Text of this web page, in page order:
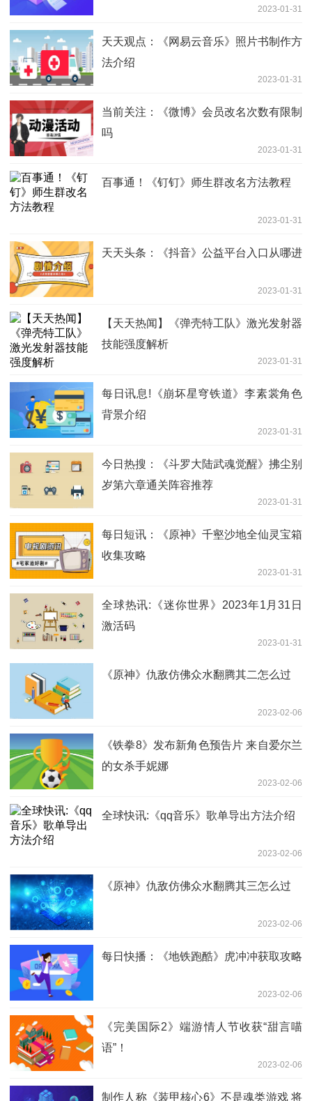
2023-01-31
天天观点：《网易云音乐》照片书制作方
法介绍
2023-01-31
当前关注：《微博》会员改名次数有限制
吗
2023-01-31
百事通！《钉钉》师生群改名方法教程
2023-01-31
天天头条：《抖音》公益平台入口从哪进
2023-01-31
【天天热闻】《弹壳特工队》激光发射器
技能强度解析
2023-01-31
每日讯息!《崩坏星穹铁道》李素裳角色
背景介绍
2023-01-31
今日热搜：《斗罗大陆武魂觉醒》拂尘别
岁第六章通关阵容推荐
2023-01-31
每日短讯：《原神》千壑沙地全仙灵宝箱
收集攻略
2023-01-31
全球热讯:《迷你世界》2023年1月31日
激活码
2023-01-31
《原神》仇敌仿佛众水翻腾其二怎么过
2023-02-06
《铁拳8》发布新角色预告片 来自爱尔兰
的女杀手妮娜
2023-02-06
全球快讯:《qq音乐》歌单导出方法介绍
2023-02-06
《原神》仇敌仿佛众水翻腾其三怎么过
2023-02-06
每日快播：《地铁跑酷》虎冲冲获取攻略
2023-02-06
《完美国际2》端游情人节收获“甜言喵
语”！
2023-02-06
制作人称《装甲核心6》不是魂类游戏 将